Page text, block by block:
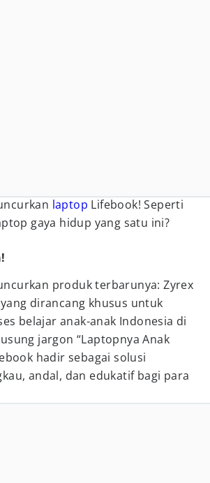
laptop Lifebook! Seperti
gaya hidup yang satu ini?
produk terbarunya: Zyrex
dirancang khusus untuk
belajar anak-anak Indonesia di
jargon “Laptopnya Anak
hadir sebagai solusi
andal, dan edukatif bagi para